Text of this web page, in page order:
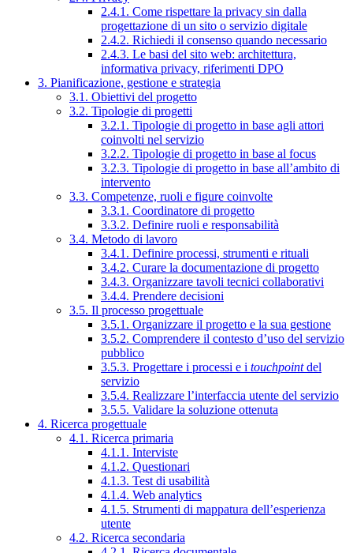
2.4.1. Come rispettare la privacy sin dalla
progettazione di un sito o servizio digitale
2.4.2. Richiedi il consenso quando necessario
2.4.3. Le basi del sito web: architettura,
informativa privacy, riferimenti DPO
3. Pianificazione, gestione e strategia
3.1. Obiettivi del progetto
3.2. Tipologie di progetti
3.2.1. Tipologie di progetto in base agli attori
coinvolti nel servizio
3.2.2. Tipologie di progetto in base al focus
3.2.3. Tipologie di progetto in base all’ambito di
intervento
3.3. Competenze, ruoli e figure coinvolte
3.3.1. Coordinatore di progetto
3.3.2. Definire ruoli e responsabilità
3.4. Metodo di lavoro
3.4.1. Definire processi, strumenti e rituali
3.4.2. Curare la documentazione di progetto
3.4.3. Organizzare tavoli tecnici collaborativi
3.4.4. Prendere decisioni
3.5. Il processo progettuale
3.5.1. Organizzare il progetto e la sua gestione
3.5.2. Comprendere il contesto d’uso del servizio
pubblico
3.5.3. Progettare i processi e i touchpointdel
servizio
3.5.4. Realizzare l’interfaccia utente del servizio
3.5.5. Validare la soluzione ottenuta
4. Ricerca progettuale
4.1. Ricerca primaria
4.1.1. Interviste
4.1.2. Questionari
4.1.3. Test di usabilità
4.1.4. Web analytics
4.1.5. Strumenti di mappatura dell’esperienza
utente
4.2. Ricerca secondaria